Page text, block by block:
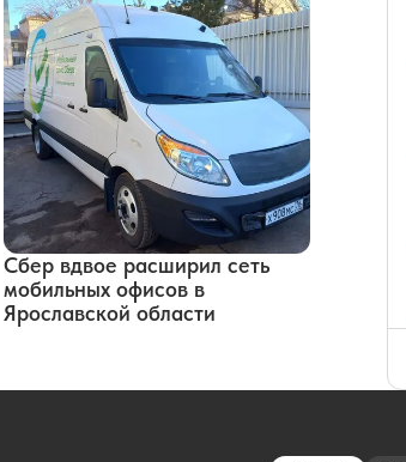
Сбер вдвое расширил сеть
мобильных офисов в
Ярославской области